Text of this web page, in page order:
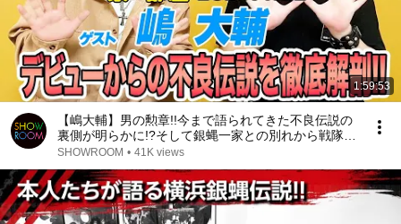
1:59:53
【嶋大輔】男の勲章!!今まで語られてきた不良伝説の
裏側が明らかに!?そして銀蝿一家との別れから戦隊シ
リーズの裏話など盛り沢山!!
SHOWROOM • 41K views